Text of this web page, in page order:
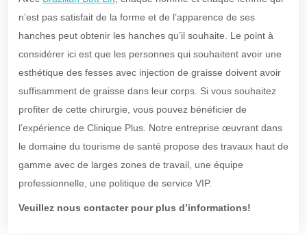
n’est pas satisfait de la forme et de l’apparence de ses
hanches peut obtenir les hanches qu’il souhaite. Le point à
considérer ici est que les personnes qui souhaitent avoir une
esthétique des fesses avec injection de graisse doivent avoir
suffisamment de graisse dans leur corps. Si vous souhaitez
profiter de cette chirurgie, vous pouvez bénéficier de
l’expérience de Clinique Plus. Notre entreprise œuvrant dans
le domaine du tourisme de santé propose des travaux haut de
gamme avec de larges zones de travail, une équipe
professionnelle, une politique de service VIP.
Veuillez nous contacter pour plus d’informations!